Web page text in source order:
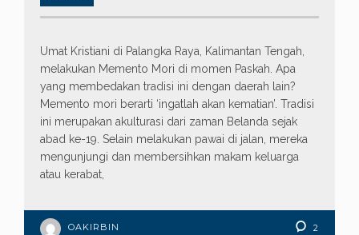
Umat Kristiani di Palangka Raya, Kalimantan Tengah,
melakukan Memento Mori di momen Paskah. Apa
yang membedakan tradisi ini dengan daerah lain?
Memento mori berarti ‘ingatlah akan kematian’. Tradisi
ini merupakan akulturasi dari zaman Belanda sejak
abad ke-19. Selain melakukan pawai di jalan, mereka
mengunjungi dan membersihkan makam keluarga
atau kerabat,
OAKIRBIN 2